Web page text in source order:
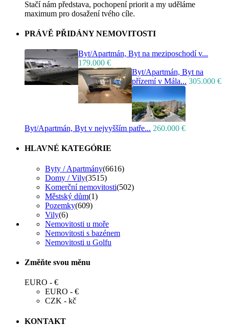
Stačí nám představa, pochopení priorit a my uděláme
maximum pro dosažení tvého cíle.
PRÁVĚ PŘIDÁNY NEMOVITOSTI
Byt/Apartmán, Byt na meziposchodí v...
179.000 €
Byt/Apartmán, Byt na
přízemí v Mála... 305.000 €
Byt/Apartmán, Byt v nejvyšším patře... 260.000 €
HLAVNÉ KATEGÓRIE
Byty / Apartmány(6616)
Domy / Vily(3515)
Komerční nemovitosti(502)
Městský dům(1)
Pozemky(609)
Vily(6)
Nemovitosti u moře
Nemovitosti s bazénem
Nemovitosti u Golfu
Změňte svou měnu
EURO - €
EURO - €
CZK - kč
KONTAKT